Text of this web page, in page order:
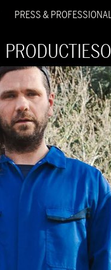
PRESS &
PRODUCTIES